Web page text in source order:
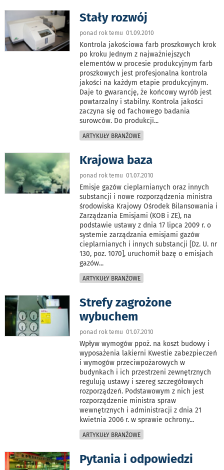
Stały rozwój
ponad rok temu 01.09.2010
Kontrola jakościowa farb proszkowych krok
po kroku Jednym z najważniejszych
elementów w procesie produkcyjnym farb
proszkowych jest profesjonalna kontrola
jakości na każdym etapie produkcyjnym.
Daje to gwarancję, że końcowy wyrób jest
powtarzalny i stabilny. Kontrola jakości
zaczyna się od fachowego badania
surowców. Do produkcji...
ARTYKUŁY BRANŻOWE
Krajowa baza
ponad rok temu 01.07.2010
Emisje gazów cieplarnianych oraz innych
substancji i nowe rozporządzenia ministra
środowiska Krajowy Ośrodek Bilansowania i
Zarządzania Emisjami (KOB i ZE), na
podstawie ustawy z dnia 17 lipca 2009 r. o
systemie zarządzania emisjami gazów
cieplarnianych i innych substancji [Dz. U. nr
130, poz. 1070], uruchomił bazę o emisjach
gazów...
ARTYKUŁY BRANŻOWE
Strefy zagrożone
wybuchem
ponad rok temu 01.07.2010
Wpływ wymogów ppoż. na koszt budowy i
wyposażenia lakierni Kwestie zabezpieczeń
i wymogów przeciwpożarowych w
budynkach i ich przestrzeni zewnętrznych
regulują ustawy i szereg szczegółowych
rozporządzeń. Podstawowym z nich jest
rozporządzenie ministra spraw
wewnętrznych i administracji z dnia 21
kwietnia 2006 r. w sprawie ochrony...
ARTYKUŁY BRANŻOWE
Pytania i odpowiedzi